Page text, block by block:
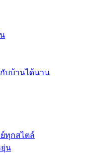
บบ้านได้นาน
ทุกสไตล์
น